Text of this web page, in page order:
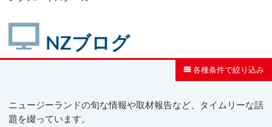
NZブログ
各種条件で絞り込み
ニュージーランドの旬な情報や取材報告など、タイムリーな話
題を綴っています。